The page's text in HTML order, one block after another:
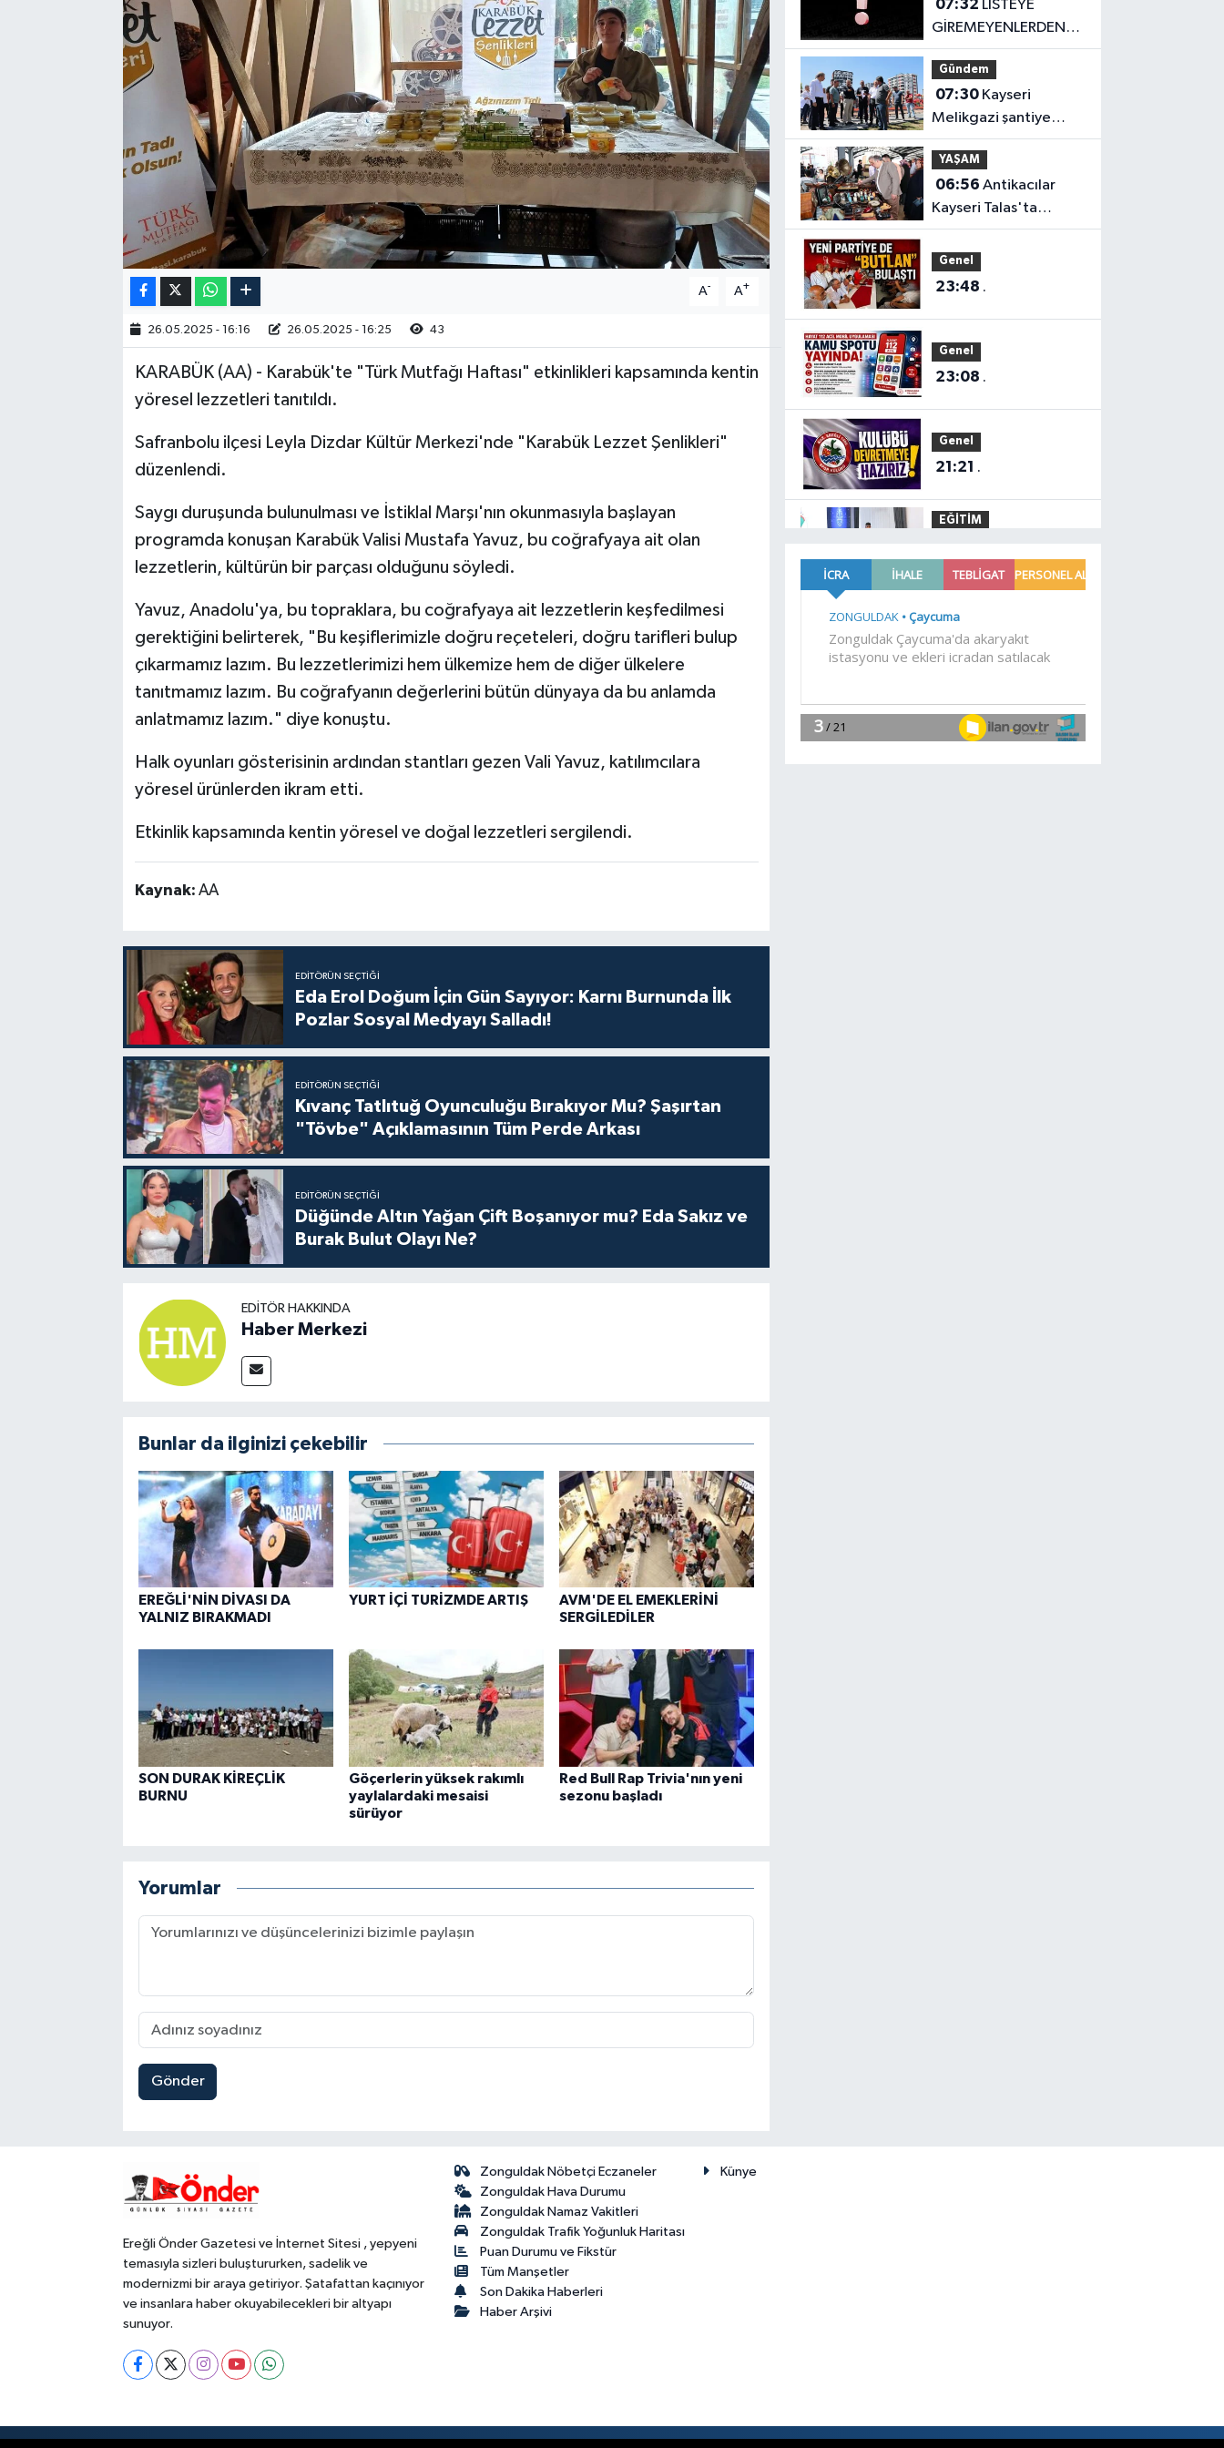
A- A+
26.05.2025 - 16:16 26.05.2025 - 16:25 43
KARABÜK (AA) - Karabük'te "Türk Mutfağı Haftası" etkinlikleri kapsamında kentin
yöresel lezzetleri tanıtıldı.
Safranbolu ilçesi Leyla Dizdar Kültür Merkezi'nde "Karabük Lezzet Şenlikleri"
düzenlendi.
Saygı duruşunda bulunulması ve İstiklal Marşı'nın okunmasıyla başlayan
programda konuşan Karabük Valisi Mustafa Yavuz, bu coğrafyaya ait olan
lezzetlerin, kültürün bir parçası olduğunu söyledi.
Yavuz, Anadolu'ya, bu topraklara, bu coğrafyaya ait lezzetlerin keşfedilmesi
gerektiğini belirterek, "Bu keşiflerimizle doğru reçeteleri, doğru tarifleri bulup
çıkarmamız lazım. Bu lezzetlerimizi hem ülkemize hem de diğer ülkelere
tanıtmamız lazım. Bu coğrafyanın değerlerini bütün dünyaya da bu anlamda
anlatmamız lazım." diye konuştu.
Halk oyunları gösterisinin ardından stantları gezen Vali Yavuz, katılımcılara
yöresel ürünlerden ikram etti.
Etkinlik kapsamında kentin yöresel ve doğal lezzetleri sergilendi.
Kaynak: AA
EDITÖRÜN SEÇTIĞI
Eda Erol Doğum İçin Gün Sayıyor: Karnı Burnunda İlk
Pozlar Sosyal Medyayı Salladı!
EDITÖRÜN SEÇTIĞI
Kıvanç Tatlıtuğ Oyunculuğu Bırakıyor Mu? Şaşırtan
"Tövbe" Açıklamasının Tüm Perde Arkası
EDITÖRÜN SEÇTIĞI
Düğünde Altın Yağan Çift Boşanıyor mu? Eda Sakız ve
Burak Bulut Olayı Ne?
EDITÖR HAKKINDA
Haber Merkezi
Bunlar da ilginizi çekebilir
EREĞLİ'NİN DİVASI DA
YALNIZ BIRAKMADI
YURT İÇİ TURİZMDE ARTIŞ
AVM'DE EL EMEKLERİNİ
SERGİLEDİLER
SON DURAK KİREÇLİK
BURNU
Göçerlerin yüksek rakımlı
yaylalardaki mesaisi
sürüyor
Red Bull Rap Trivia'nın yeni
sezonu başladı
Yorumlar
Gönder
07:32
GİREMEYENLERDEN
SERT AÇIKLAMA
Gündem
07:30
Melikgazi şantiye
alanına döndü
YAŞAM
06:56 Antikacılar
Kayseri Talas'ta
buluşuyor
Genel
23:48 .
Genel
23:08 .
Genel
21:21 .
EĞİTİM
öğrencilerden MEB'e
ziyaret
20:57Bakan Tekin
üniversite adaylarıyla
20:53 688 milyon TL
Ereğli Önder Gazetesi ve İnternet Sitesi , yepyeni
temasıyla sizleri buluştururken, sadelik ve
modernizmi bir araya getiriyor. Şatafattan kaçınıyor
ve insanlara haber okuyabilecekleri bir altyapı
sunuyor.
Zonguldak Nöbetçi Eczaneler
Zonguldak Hava Durumu
Zonguldak Namaz Vakitleri
Zonguldak Trafik Yoğunluk Haritası
Puan Durumu ve Fikstür
Tüm Manşetler
Son Dakika Haberleri
Haber Arşivi
Künye
RESMİ İLAN